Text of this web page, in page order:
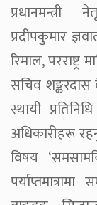
प्रधानमन्त्री
प्रदीपकुमार
रिमाल, परराष्ट्र
सचिव शङ्करदास
स्थायी
अधिकारीहरू
विषय